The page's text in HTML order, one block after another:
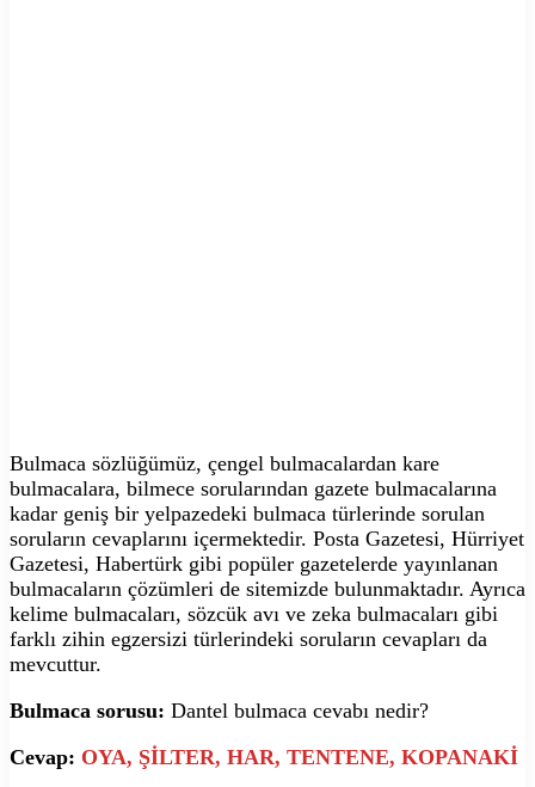
Bulmaca sözlüğümüz, çengel bulmacalardan kare
bulmacalara, bilmece sorularından gazete bulmacalarına
kadar geniş bir yelpazedeki bulmaca türlerinde sorulan
soruların cevaplarını içermektedir. Posta Gazetesi, Hürriyet
Gazetesi, Habertürk gibi popüler gazetelerde yayınlanan
bulmacaların çözümleri de sitemizde bulunmaktadır. Ayrıca
kelime bulmacaları, sözcük avı ve zeka bulmacaları gibi
farklı zihin egzersizi türlerindeki soruların cevapları da
mevcuttur.
Bulmaca sorusu: Dantel bulmaca cevabı nedir?
Cevap: OYA, ŞİLTER, HAR, TENTENE, KOPANAKİ